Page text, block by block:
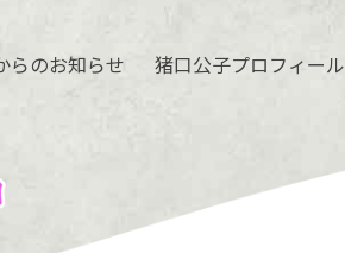
らのお知らせ 猪口公子プロフィール